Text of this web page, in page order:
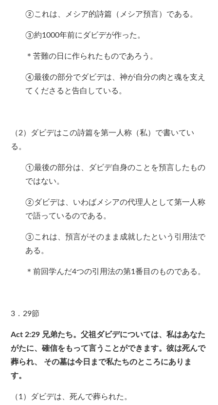
②これは、メシア的詩篇（メシア預言）である。
③約1000年前にダビデが作った。
＊苦難の日に作られたものであろう。
④最後の部分でダビデは、神が自分の肉と魂を支え
てくださると告白している。
（2）ダビデはこの詩篇を第一人称（私）で書いてい
る。
①最後の部分は、ダビデ自身のことを預言したもの
ではない。
②ダビデは、いわばメシアの代理人として第一人称
で語っているのである。
③これは、預言がそのまま成就したという引用法で
ある。
＊前回学んだ4つの引用法の第1番目のものである。
3．29節
Act 2:29 兄弟たち。父祖ダビデについては、私はあなた
がたに、確信をもって言うことができます。彼は死んで
葬られ、 その墓は今日まで私たちのところにありま
す。
（1）ダビデは、死んで葬られた。